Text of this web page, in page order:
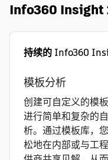
Info360 Insight
持续的 Info360
模板分析
创建可自定义的模
进行简单和复杂的
析。通过模板库，
松地在内部或与工